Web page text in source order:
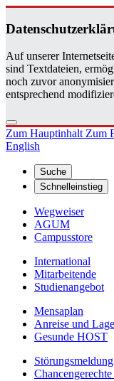
Auf unserer
sind Textdateien,
noch zuvor
entsprechend
Zum HauptinhaltZum
English
Suche
Schnelleinstieg
Wegweiser
AGUM
Campusstore
International
Mitarbeitende
Studienangebot
Mensaplan
Anreise und
Gesunde HOST
Störungsmeldung